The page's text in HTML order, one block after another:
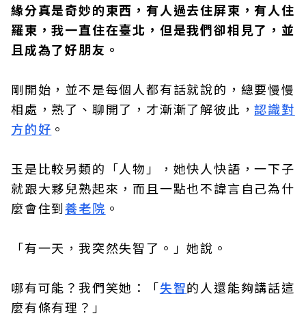
緣分真是奇妙的東西，有人過去住屏東，有人住
羅東，我一直住在臺北，但是我們卻相見了，並
且成為了好朋友。
剛開始，並不是每個人都有話就說的，總要慢慢
相處，熟了、聊開了，才漸漸了解彼此，認識對
方的好 。
玉是比較另類的「人物」，她快人快語，一下子
就跟大夥兒熟起來，而且一點也不諱言自己為什
麼會住到養老院 。
「有一天，我突然失智了。」她說。
哪有可能？我們笑她：「失智的人還能夠講話這
麼有條有理？」